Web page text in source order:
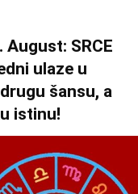
August: SRCE
ulaze u
šansu, a
istinu!